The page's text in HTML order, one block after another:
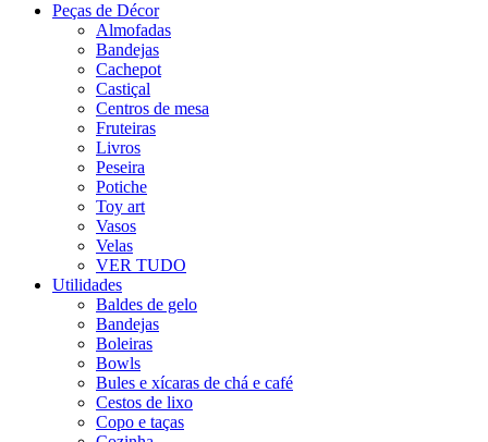
Peças de Décor
Almofadas
Bandejas
Cachepot
Castiçal
Centros de mesa
Fruteiras
Livros
Peseira
Potiche
Toy art
Vasos
Velas
VER TUDO
Utilidades
Baldes de gelo
Bandejas
Boleiras
Bowls
Bules e xícaras de chá e café
Cestos de lixo
Copo e taças